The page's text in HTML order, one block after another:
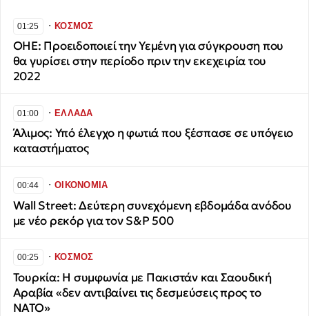
01:25 ∙ΚΟΣΜΟΣ
ΟΗΕ: Προειδοποιεί την Υεμένη για σύγκρουση που
θα γυρίσει στην περίοδο πριν την εκεχειρία του
2022
01:00 ∙ΕΛΛΑΔΑ
Άλιμος: Υπό έλεγχο η φωτιά που ξέσπασε σε υπόγειο
καταστήματος
00:44 ∙ΟΙΚΟΝΟΜΙΑ
Wall Street: Δεύτερη συνεχόμενη εβδομάδα ανόδου
με νέο ρεκόρ για τον S&P 500
00:25 ∙ΚΟΣΜΟΣ
Τουρκία: Η συμφωνία με Πακιστάν και Σαουδική
Αραβία «δεν αντιβαίνει τις δεσμεύσεις προς το
ΝΑΤΟ»